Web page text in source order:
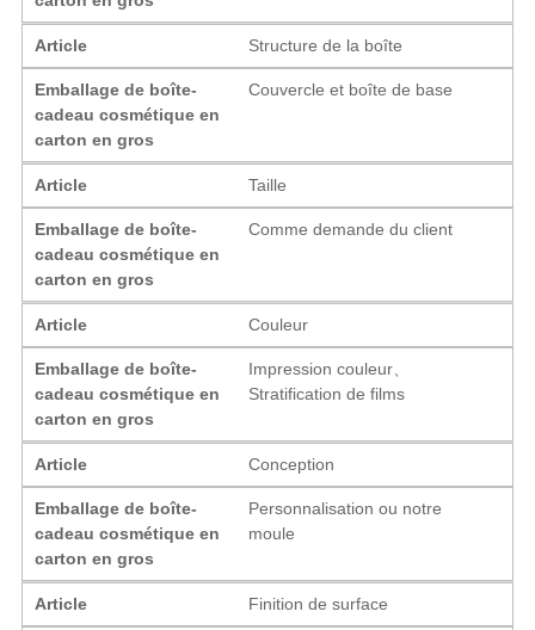
Article Structure de la boîte
Emballage de boîte-
cadeau cosmétique en
carton en gros
Couvercle et boîte de base
Article Taille
Emballage de boîte-
cadeau cosmétique en
carton en gros
Comme demande du client
Article Couleur
Emballage de boîte-
cadeau cosmétique en
carton en gros
Impression couleur、
Stratification de films
Article Conception
Emballage de boîte-
cadeau cosmétique en
carton en gros
Personnalisation ou notre
moule
Article Finition de surface